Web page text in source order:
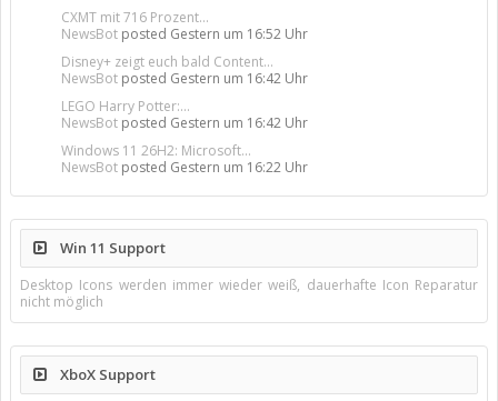
CXMT mit 716 Prozent...
NewsBot posted Gestern um 16:52 Uhr
Disney+ zeigt euch bald Content...
NewsBot posted Gestern um 16:42 Uhr
LEGO Harry Potter:...
NewsBot posted Gestern um 16:42 Uhr
Windows 11 26H2: Microsoft...
NewsBot posted Gestern um 16:22 Uhr
Win 11 Support
Desktop Icons werden immer wieder weiß, dauerhafte Icon Reparatur
nicht möglich
XboX Support